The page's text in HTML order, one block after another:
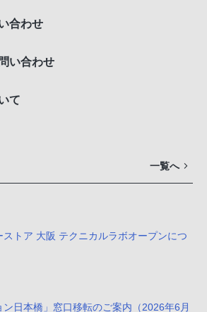
合わせ
い合わせ
て
一覧へ
トア 大阪 テクニカルラボオープンにつ
ン日本橋」窓口移転のご案内（2026年6月